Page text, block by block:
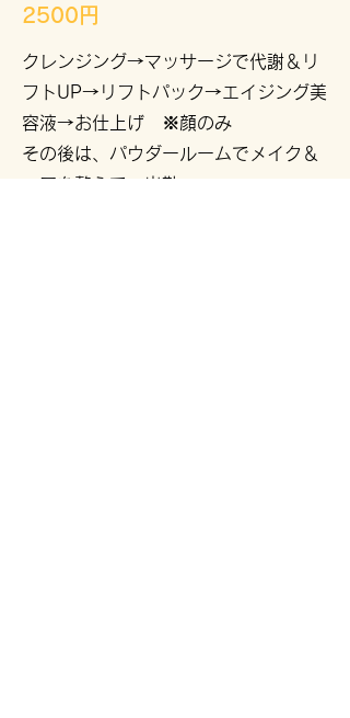
2500円
クレンジング→マッサージで代謝＆リ
フトUP→リフトパック→エイジング美
容液→お仕上げ ※顔のみ
その後は、パウダールームでメイク＆
ヘアを整えて、出勤♪